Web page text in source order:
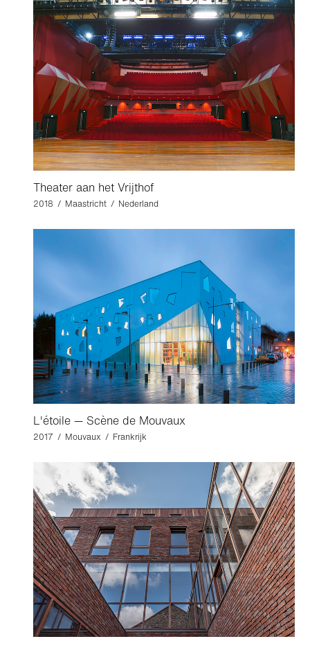
Theater aan het Vrijthof
2018 / Maastricht / Nederland
L'étoile — Scène de Mouvaux
2017 / Mouvaux / Frankrijk